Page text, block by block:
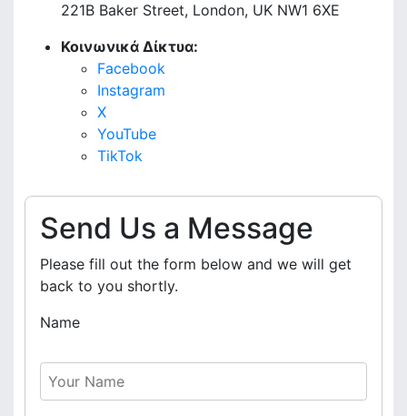
221B Baker Street, London, UK NW1 6XE
Κοινωνικά Δίκτυα:
Facebook
Instagram
X
YouTube
TikTok
Send Us a Message
Please fill out the form below and we will get
back to you shortly.
Name